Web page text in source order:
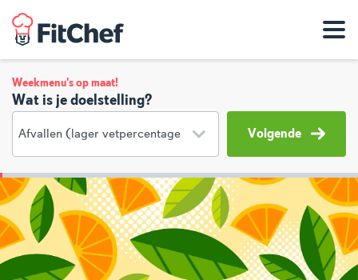
Weekmenu's op maat!
Wat is je doelstelling?
Volgende